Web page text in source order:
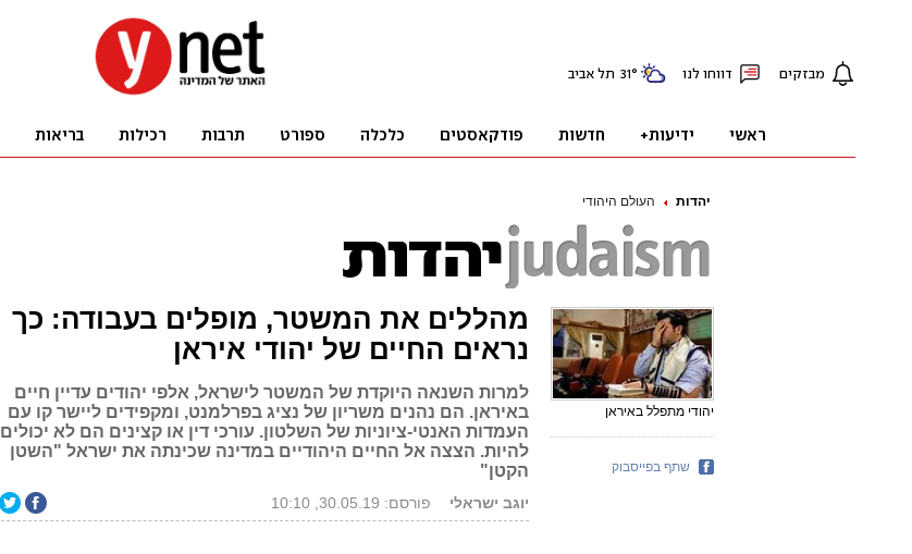
יהדות העולם היהודי
מהללים את המשטר, מופלים בעבודה: כך
נראים החיים של יהודי איראן
למרות השנאה היוקדת של המשטר לישראל, אלפי יהודים עדיין חיים
באיראן. הם נהנים משריון של נציג בפרלמנט, ומקפידים ליישר קו עם
העמדות האנטי-ציוניות של השלטון. עורכי דין או קצינים הם לא יכולים
להיות. הצצה אל החיים היהודיים במדינה שכינתה את ישראל "השטן
הקטן"
יוגב ישראלי פורסם: 30.05.19, 10:10
יהודי מתפלל באיראן
שתף בפייסבוק